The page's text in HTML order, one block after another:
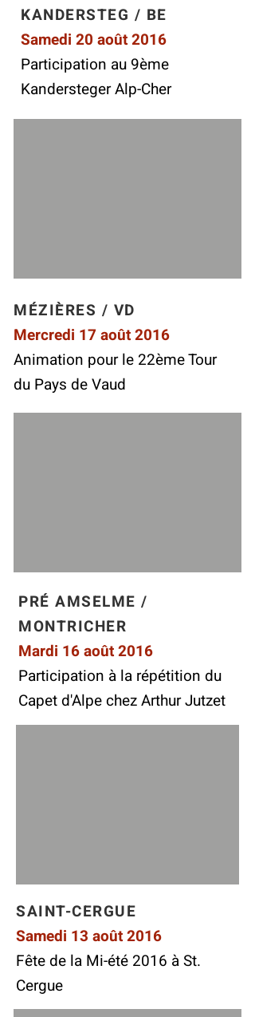
KANDERSTEG / BE
Samedi 20 août 2016
Participation au 9ème
Kandersteger Alp-Cher
MÉZIÈRES / VD
Mercredi 17 août 2016
Animation pour le 22ème Tour
du Pays de Vaud
PRÉ AMSELME /
MONTRICHER
Mardi 16 août 2016
Participation à la répétition du
Capet d'Alpe chez Arthur Jutzet
SAINT-CERGUE
Samedi 13 août 2016
Fête de la Mi-été 2016 à St.
Cergue